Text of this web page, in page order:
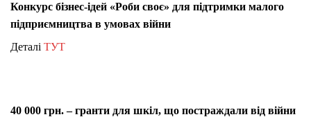
Конкурс бізнес-ідей «Роби своє» для підтримки малого
підприємництва в умовах війни
Деталі ТУТ
40 000 грн. – гранти для шкіл, що постраждали від війни